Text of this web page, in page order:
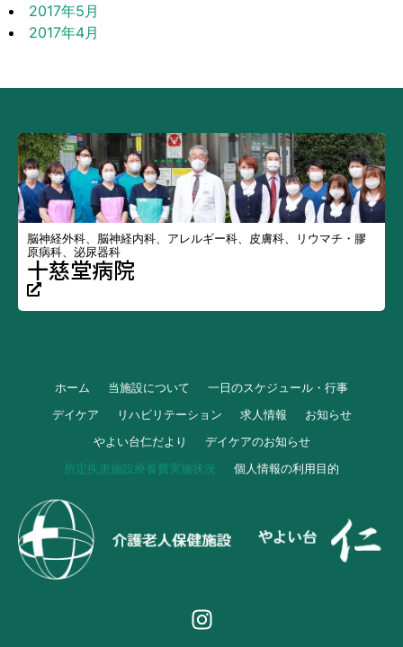
2017年5月
2017年4月
脳神経外科、脳神経内科、アレルギー科、皮膚科、リウマチ・膠
原病科、泌尿器科
十慈堂病院
ホーム 当施設について
一日のスケジュール・行事
デイケア
リハビリテーション 求人情報
お知らせ
やよい台仁だより
デイケアのお知らせ
所定疾患施設療養費実施状況
個人情報の利用目的